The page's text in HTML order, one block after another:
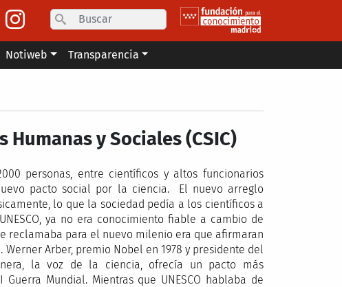
Search
Notiweb Transparencia
y Sociales (CSIC)
personas, entre científicos y altos funcionarios
pacto social por la ciencia. El nuevo arreglo
lo que la sociedad pedía a los científicos a
ya no era conocimiento fiable a cambio de
reclamaba para el nuevo milenio era que afirmaran
Arber, premio Nobel en 1978 y presidente del
la voz de la ciencia, ofrecía un pacto más
Mundial. Mientras que UNESCO hablaba de